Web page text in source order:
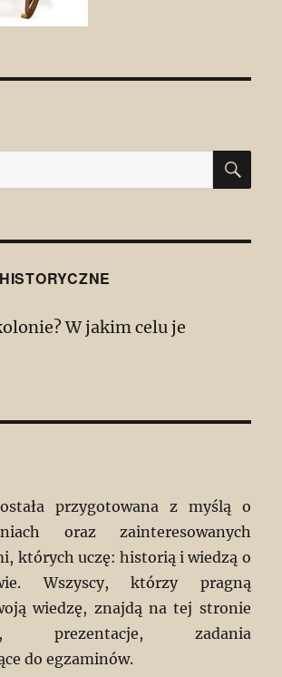
W jakim celu je
przygotowana z myślą o
oraz zainteresowanych
których uczę: historią i wiedzą o
Wszyscy, którzy pragną
wiedzę, znajdą na tej stronie
prezentacje, zadania
do egzaminów.